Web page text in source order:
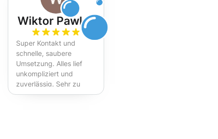
Wiktor Pawlak
Super Kontakt und
schnelle, saubere
Umsetzung. Alles lief
unkompliziert und
zuverlässig. Sehr zu
empfehlen!